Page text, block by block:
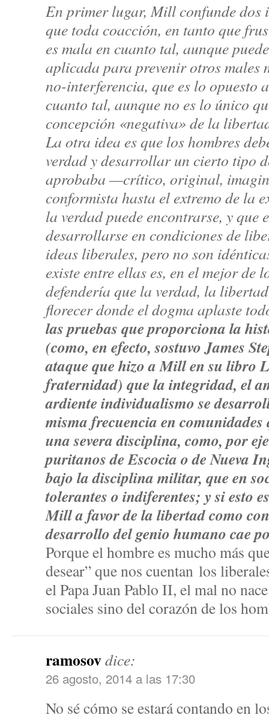
En primer lugar, Mill confunde dos
que toda coacción, en tanto que
es mala en cuanto tal, aunque
aplicada para prevenir otros males
no-interferencia, que es lo opuesto
cuanto tal, aunque no es lo único
concepción «negativa» de la
La otra idea es que los hombres
verdad y desarrollar un cierto tipo
aprobaba —crítico, original,
conformista hasta el extremo de la
la verdad puede encontrarse, y que
desarrollarse en condiciones de
ideas liberales, pero no son
existe entre ellas es, en el mejor de
defendería que la verdad, la
florecer donde el dogma aplaste
las pruebas que proporciona la
(como, en efecto, sostuvo James
ataque que hizo a Mill en su libro
fraternidad) que la integridad, el
ardiente individualismo se
misma frecuencia en comunidades
una severa disciplina, como, por
puritanos de Escocia o de Nueva
bajo la disciplina militar, que en
tolerantes o indiferentes; y si esto
Mill a favor de la libertad como
desarrollo del genio humano cae
Porque el hombre es mucho más
desear” que nos cuentan los
el Papa Juan Pablo II, el mal no
sociales sino del corazón de los
ramosovdice:
26 agosto, 2014 a las 17:30
No sé cómo se estará contando en